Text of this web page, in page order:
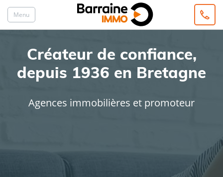
Menu
Créateur de confiance,
depuis 1936 en Bretagne
Agences immobilières et promoteur